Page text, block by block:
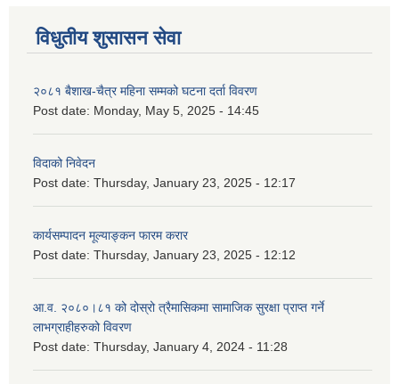
विधुतीय शुसासन सेवा
२०८१ बैशाख-चैत्र महिना सम्मको घटना दर्ता विवरण
Post date: Monday, May 5, 2025 - 14:45
विदाको निवेदन
Post date: Thursday, January 23, 2025 - 12:17
कार्यसम्पादन मूल्याङ्कन फारम करार
Post date: Thursday, January 23, 2025 - 12:12
आ.व. २०८०।८१ को दोस्रो त्रैमासिकमा सामाजिक सुरक्षा प्राप्त गर्ने
लाभग्राहीहरुको विवरण
Post date: Thursday, January 4, 2024 - 11:28